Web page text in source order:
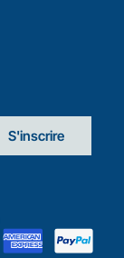
S'inscrire